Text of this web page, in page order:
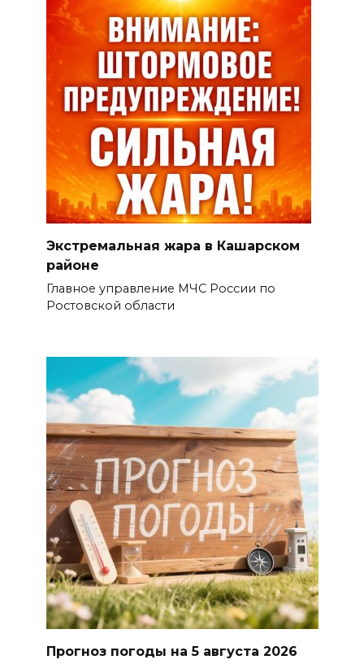
Экстремальная жара в Кашарском
районе
Главное управление МЧС России по
Ростовской области
Прогноз погоды на 5 августа 2026